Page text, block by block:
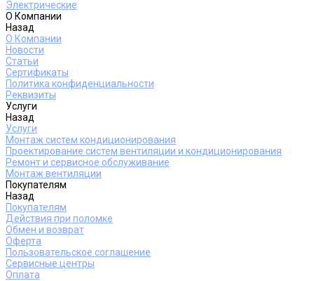
Электрические
О Компании
Назад
О Компании
Новости
Статьи
Сертификаты
Политика конфиденциальности
Реквизиты
Услуги
Назад
Услуги
Монтаж систем кондиционирования
Проектирование систем вентиляции и кондиционирования
Ремонт и сервисное обслуживание
Монтаж вентиляции
Покупателям
Назад
Покупателям
Действия при поломке
Обмен и возврат
Оферта
Пользовательское соглашение
Сервисные центры
Оплата